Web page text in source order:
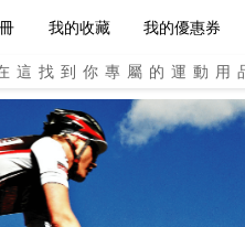
我的收藏 我的優惠券
找到你專屬的運動用